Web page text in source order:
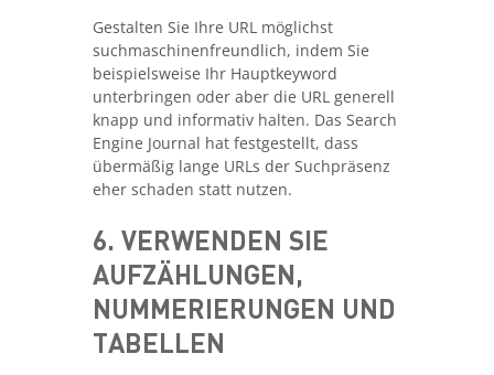
Gestalten Sie Ihre URL möglichst
suchmaschinenfreundlich, indem Sie
beispielsweise Ihr Hauptkeyword
unterbringen oder aber die URL generell
knapp und informativ halten. Das Search
Engine Journal hat festgestellt, dass
übermäßig lange URLs der Suchpräsenz
eher schaden statt nutzen.
6. VERWENDEN SIE
AUFZÄHLUNGEN,
NUMMERIERUNGEN UND
TABELLEN